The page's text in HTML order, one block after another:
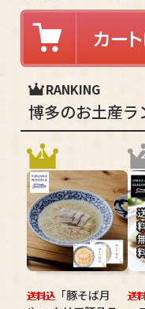
RANKING
博多のお土産ラ
1
「豚そば月